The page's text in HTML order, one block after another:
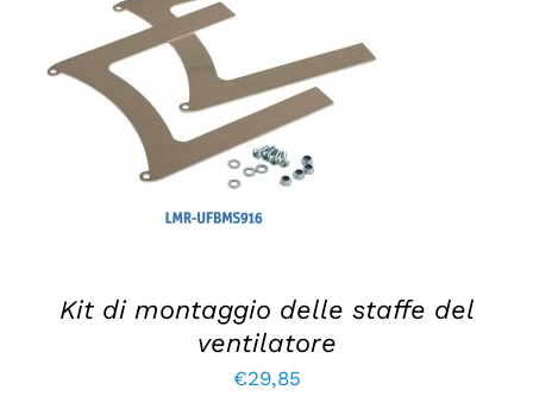
AGGIUNGI AL CARRELLO
/
DETTAGLI
Kit di montaggio delle staffe del
ventilatore
€29,85